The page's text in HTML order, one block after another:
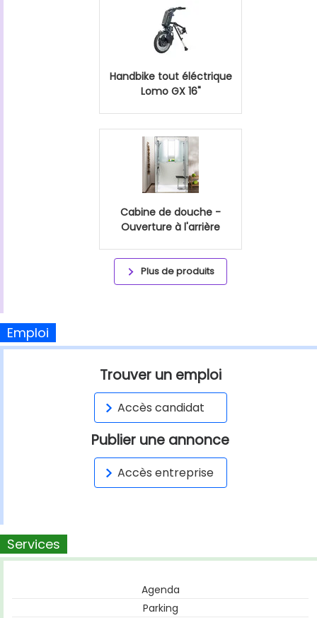
Handbike tout éléctrique
Lomo GX 16"
Cabine de douche -
Ouverture à l'arrière
Plus de produits
Emploi
Trouver un emploi
Accès candidat
Publier une annonce
Accès entreprise
Services
Agenda
Parking